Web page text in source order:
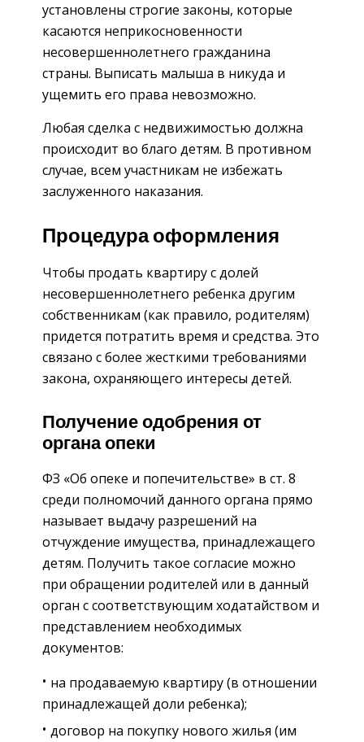
установлены строгие законы, которые
касаются неприкосновенности
несовершеннолетнего гражданина
страны. Выписать малыша в никуда и
ущемить его права невозможно.
Любая сделка с недвижимостью должна
происходит во благо детям. В противном
случае, всем участникам не избежать
заслуженного наказания.
Процедура оформления
Чтобы продать квартиру с долей
несовершеннолетнего ребенка другим
собственникам (как правило, родителям)
придется потратить время и средства. Это
связано с более жесткими требованиями
закона, охраняющего интересы детей.
Получение одобрения от
органа опеки
ФЗ «Об опеке и попечительстве» в ст. 8
среди полномочий данного органа прямо
называет выдачу разрешений на
отчуждение имущества, принадлежащего
детям. Получить такое согласие можно
при обращении родителей или в данный
орган с соответствующим ходатайством и
представлением необходимых
документов:
на продаваемую квартиру (в отношении
принадлежащей доли ребенка);
договор на покупку нового жилья (им